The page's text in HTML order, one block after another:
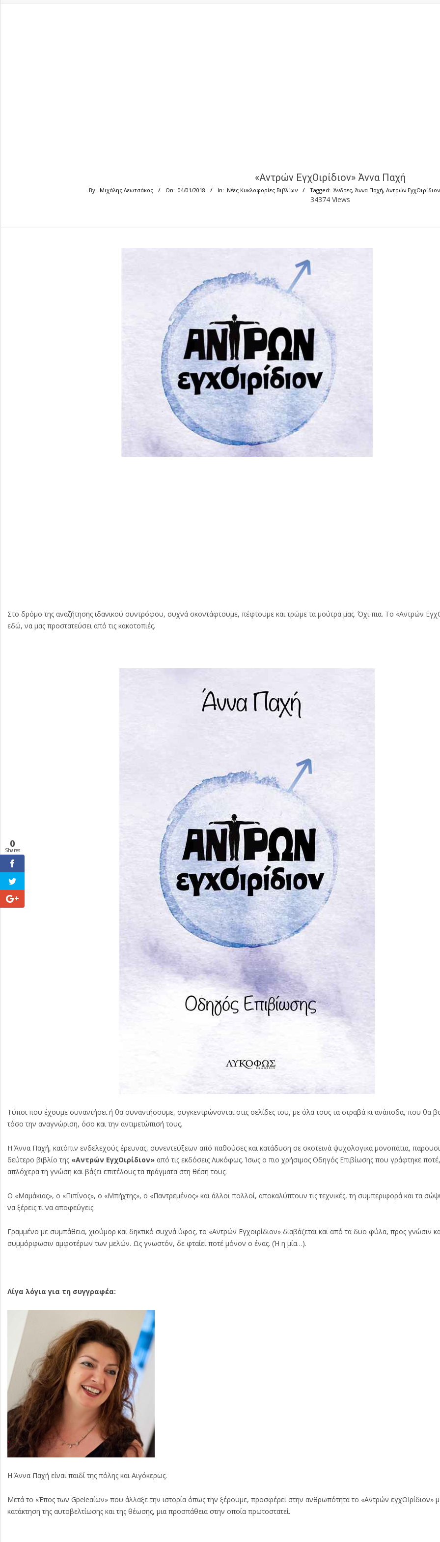
«Αντρών ΕγχΟιρίδιον» Άννα Παχή
By: Μιχάλης Λεωτσάκος On: 04/01/2018 In: Νέες Κυκλοφορίες Βιβλίων Tagged: Άνδρες, Άννα Παχή, Αντρών ΕγχΟιρίδιον
34374 Views
Στο δρόμο της αναζήτησης ιδανικού συντρόφου, συχνά σκοντάφτουμε, πέφτουμε και τρώμε τα μούτρα μας. Όχι πια. Το «Αντρών
εδώ, να μας προστατεύσει από τις κακοτοπιές.
Τύποι που έχουμε συναντήσει ή θα συναντήσουμε, συγκεντρώνονται στις σελίδες του, με όλα τους τα στραβά κι ανάποδα, που θα
τόσο την αναγνώριση, όσο και την αντιμετώπισή τους.
Η Άννα Παχή, κατόπιν ενδελεχούς έρευνας, συνεντεύξεων από παθούσες και κατάδυση σε σκοτεινά ψυχολογικά μονοπάτια,
δεύτερο βιβλίο της «Αντρών ΕγχΟιρίδιον» από τις εκδόσεις Λυκόφως. Ίσως ο πιο χρήσιμος Οδηγός Επιβίωσης που γράφτηκε ποτέ,
απλόχερα τη γνώση και βάζει επιτέλους τα πράγματα στη θέση τους.
Ο «Μαμάκιας», ο «Πιπίνος», ο «Μπήχτης», ο «Παντρεμένος» και άλλοι πολλοί, αποκαλύπτουν τις τεχνικές, τη συμπεριφορά και τα
να ξέρεις τι να αποφεύγεις.
Γραμμένο με συμπάθεια, χιούμορ και δηκτικό συχνά ύφος, το «Αντρών Εγχοιρίδιον» διαβάζεται και από τα δυο φύλα, προς γνώσιν
συμμόρφωσιν αμφοτέρων των μελών. Ως γνωστόν, δε φταίει ποτέ μόνον ο ένας. (Ή η μία…).
Λίγα λόγια για τη συγγραφέα:
Η Άννα Παχή είναι παιδί της πόλης και Αιγόκερως.
Μετά το «Έπος των Gpeleαίων» που άλλαξε την ιστορία όπως την ξέρουμε, προσφέρει στην ανθρωπότητα το «Αντρών εγχΟΙρίδιον»
κατάκτηση της αυτοβελτίωσης και της θέωσης, μια προσπάθεια στην οποία πρωτοστατεί.
0
Shares